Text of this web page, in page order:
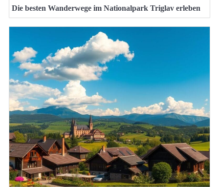
Die besten Wanderwege im Nationalpark Triglav erleben